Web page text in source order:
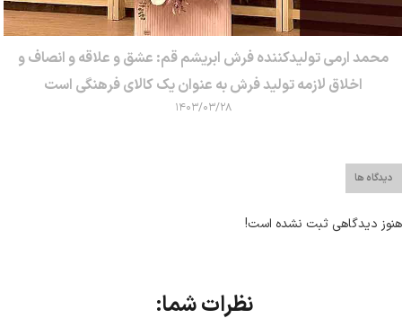
محمد ارمی تولیدکننده فرش ابریشم قم: عشق و علاقه و انصاف و
اخلاق لازمه تولید فرش به عنوان یک کالای فرهنگی است
۱۴۰۳/۰۳/۲۸
دیدگاه ها
هنوز دیدگاهی ثبت نشده است!
نظرات شما: